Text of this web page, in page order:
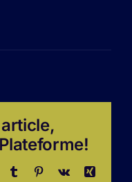
Tumblr Pinterest
Vk
Xing